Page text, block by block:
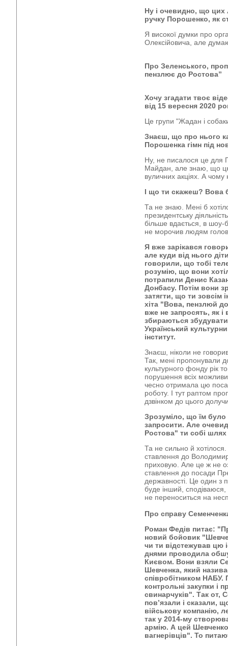
Ну і очевидно, що цих
ручку Порошенко, як
Я високої думки про
Олексійовича, але
Про Зеленського,
пензлює до Ростова”
Хочу згадати твоє
від 15 вересня 2020
Це групи "Жадан і
Знаєш, що про нього
Порошенка гімн під
Ну, не писалося це для
Майдан, але знаю, що
вуличних акціях. А
І що ти скажеш? Вова
Та не знаю. Мені б
президентську
більше вдається, в шоу-
не морочив людям
Я вже зарікався
але куди від нього
говорили, що тобі
розумію, що вони
потрапили Денис
Донбасу. Потім вони
затягти, що ти зовсім
хіта "Вова, пензлюй
вже не запросять, як і
збираються збудувати
Український
інститут.
Знаєш, ніколи не
Так, мені пропонували
культурного фонду рік
порушення всіх
чесно отримала цю
роботу. І тут раптом
дзвінком до цього
Зрозуміло, що їм
запросити. Але
Ростова" ти собі
Та не сильно й
ставлення до
приховую. Але це ж не
ставлення до посади
державності. Це один з
буде інший,
не переноситься на
Про справу
Роман Федів питає:
новий бойовик
чи ти відстежував цю
днями проводила
Києвом. Вони взяли
Шевченка, який
співробітником НАБУ.
контрольні закупки і
свинарчуків". Так от,
пов’язали і сказали,
військову компанію,
так у 2014-му
армію. А цей
вагнерівців". То